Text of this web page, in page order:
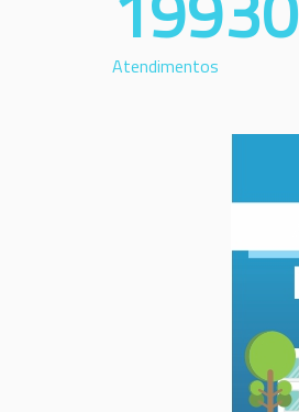
Atendimentos